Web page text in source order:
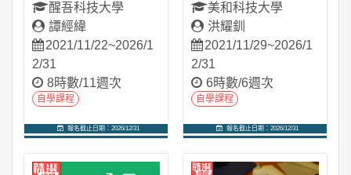
醒吾科技大學
譚經緯
2021/11/22~2026/1
2/31
8時數/11週次
自學課程
報名截止日期：2026/12/31
美和科技大學
洪耀釧
2021/11/29~2026/1
2/31
6時數/6週次
自學課程
報名截止日期：2026/12/31